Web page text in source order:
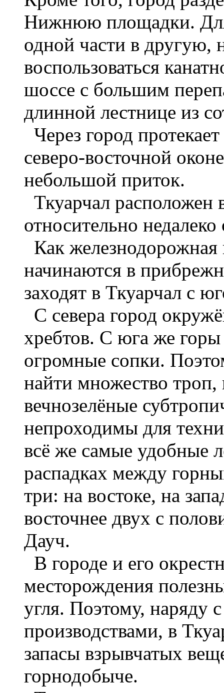
Нижнюю площадки. Для
одной части в другую,
воспользоваться
шоссе с большим
длинной лестнице из
Через город
северо-восточной
небольшой приток.
Ткуарчал расположен
относительно
Как железнодорожная
начинаются в
заходят в Ткуарчал с
С севера город
хребтов. С юга же
огромные сопки.
найти множество троп,
вечнозелёные
непроходимы для
всё же самые удобные
распадках между
три: на востоке, на
восточнее двух с
Дауч.
В городе и его
месторождения
угля. Поэтому,
производствами, в
запасы взрывчатых
горнодобыче.